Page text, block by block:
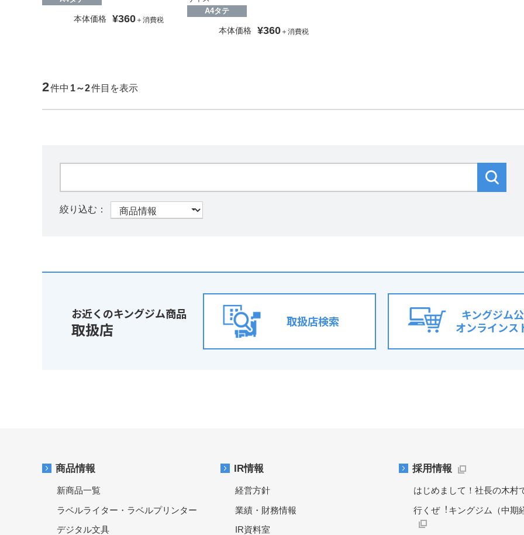
本体価格 ¥360 ＋消費税
A4タテ
本体価格 ¥360 ＋消費税
2件中 1～2件目を表示
お近くのキングジム商品
取扱店 取扱店検索
キングジム
オンラインス
商品情報
新商品一覧
ラベルライター・ラベルプリンター
デジタル文具
IR情報
経営方針
業績・財務情報
IR資料室
採用情報
はじめまして！社長の木村
行くぜ︕キングジム（中期